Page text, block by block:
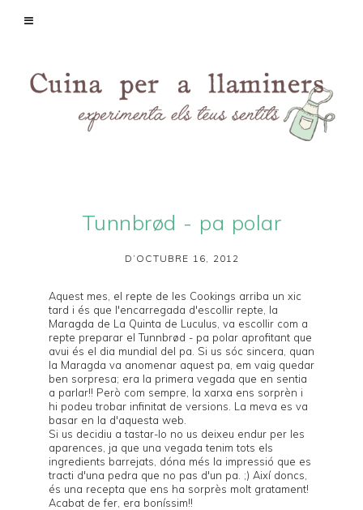
Tunnbrød - pa polar
D’OCTUBRE 16, 2012
Aquest mes, el repte de les Cookings arriba un xic
tard i és que l'encarregada d'escollir repte, la
Maragda de La Quinta de Luculus , va escollir com a
repte preparar el Tunnbrød - pa polar aprofitant que
avui és el dia mundial del pa. Si us sóc sincera, quan
la Maragda va anomenar aquest pa, em vaig quedar
ben sorpresa; era la primera vegada que en sentia
a parlar!! Però com sempre, la xarxa ens sorprèn i
hi podeu trobar infinitat de versions. La meva es va
basar en la d'aquesta web
Si us decidiu a tastar-lo no us deixeu endur per les
aparences, ja que una vegada tenim tots els
ingredients barrejats, dóna més la impressió que es
tracti d'una pedra que no pas d'un pa. ;) Així doncs,
és una recepta que ens ha sorprès molt gratament!
Acabat de fer, era boníssim!!